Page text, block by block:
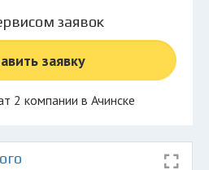
заявок
заявку
2 компании в Ачинске